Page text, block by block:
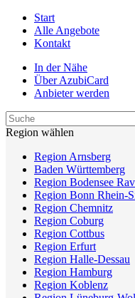
Start
Alle Angebote
Kontakt
In der Nähe
Über AzubiCard
Anbieter werden
Region wählen
Region Arnsberg
Baden Württemberg
Region Bodensee
Region Bonn Rhein-
Region Chemnitz
Region Coburg
Region Cottbus
Region Erfurt
Region Halle-Dessau
Region Hamburg
Region Koblenz